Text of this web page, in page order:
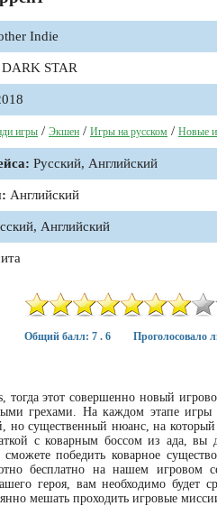
Indie
DARK STAR
игры / Экшен / Игры на русском / Новые
Русский, Английский
Английский
Английский
Общий балл: 7 . 6 Проголосовало
этот совершенно новый
грехами. На каждом этапе игры
но существенный нюанс, на
с коварным боссом из ада, вы
победить коварное
бесплатно на нашем игровом
героя, вам необходимо будет
мешать проходить игровые